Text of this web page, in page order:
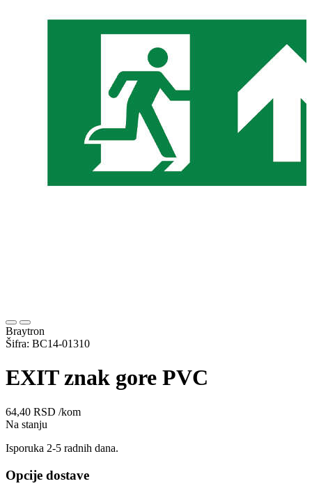
Braytron
Šifra: BC14-01310
EXIT znak gore PVC
64,40 RSD /kom
Na stanju
Isporuka 2-5 radnih dana.
Opcije dostave